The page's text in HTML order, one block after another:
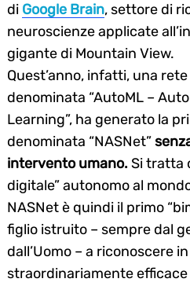
di Google Brain, settore di
neuroscienze applicate
gigante di Mountain View.
Quest’anno, infatti, una rete
denominata “AutoML –
Learning”, ha generato la
denominata “NASNet”
intervento umano.Si tratta
digitale” autonomo al
NASNet è quindi il primo
figlio istruito – sempre dal
dall’Uomo – a riconoscere
straordinariamente